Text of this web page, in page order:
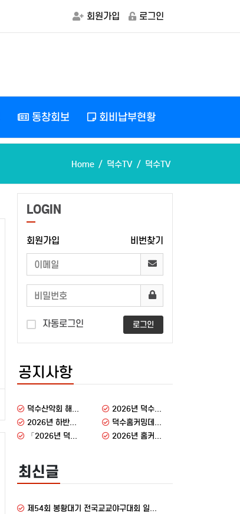
회원가입 로그인
동창회보 회비납부현황
Home 덕수TV 덕수TV
LOGIN
회원가입 비번찾기
자동로그인 로그인
공지사항
덕수산악회 해외원정산행 안내
2026년 하반기 총동창회 주요행사
「2026년 덕수홈커밍데이」 동문 설문조사 결과
2026년 덕수홈커밍데이 감사 인사
덕수홈커밍데이 행사 안내
2026년 홈커밍데이에 동문 여러분을 초대합니다
최신글
제54회 봉황대기 전국교교야구대회 일정 안내